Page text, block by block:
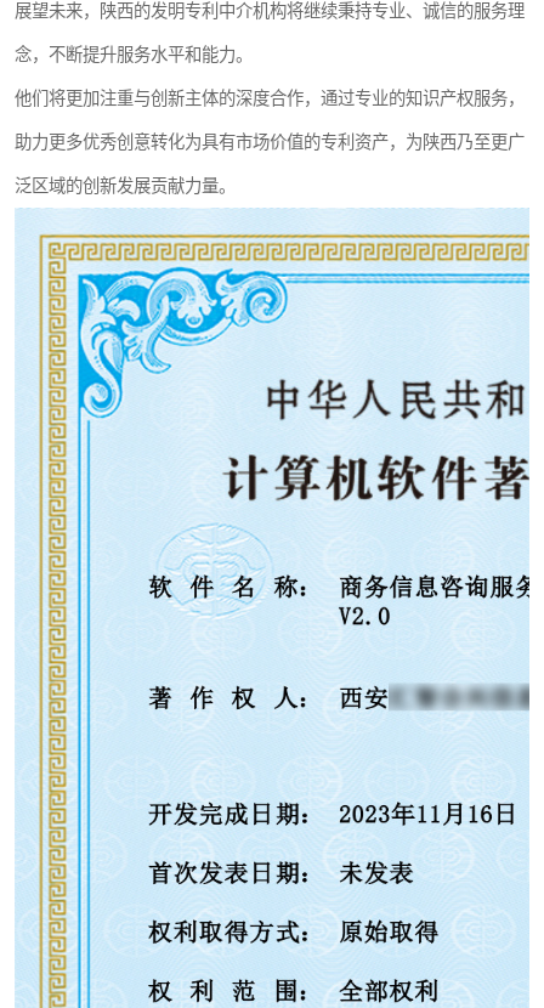
展望未来，陕西的发明专利中介机构将继续秉持专业、诚信的服务理
念，不断提升服务水平和能力。
他们将更加注重与创新主体的深度合作，通过专业的知识产权服务，
助力更多优秀创意转化为具有市场价值的专利资产，为陕西乃至更广
泛区域的创新发展贡献力量。